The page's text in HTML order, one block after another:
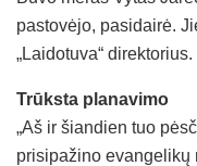
pastovėjo, pasidairė.
„Laidotuva“ direktorius.
Trūksta planavimo
„Aš ir šiandien tuo
prisipažino evangelikų